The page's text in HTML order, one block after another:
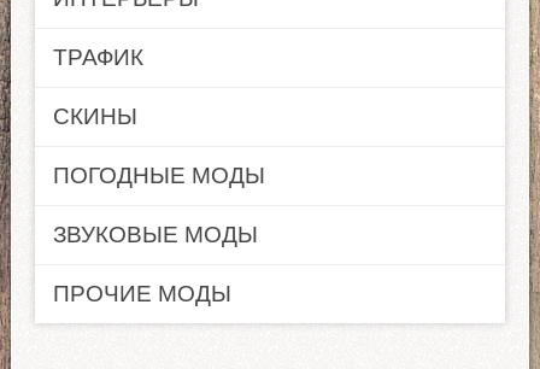
ТРАФИК
СКИНЫ
ПОГОДНЫЕ МОДЫ
ЗВУКОВЫЕ МОДЫ
ПРОЧИЕ МОДЫ